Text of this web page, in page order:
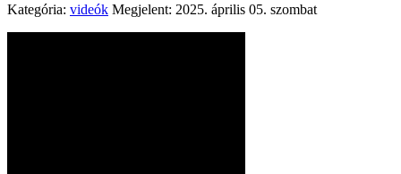
Kategória: videók Megjelent: 2025. április 05. szombat